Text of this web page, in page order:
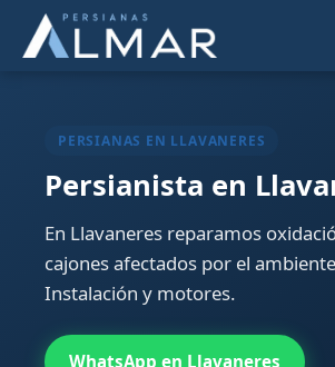
PERSIANAS EN LLAVANERES
Persianista en
En Llavaneres reparamos
cajones afectados por el
Instalación y motores.
WhatsApp en Llavaneres